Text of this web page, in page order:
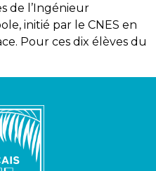
de l’Ingénieur
initié par le CNES en
Pour ces dix élèves du